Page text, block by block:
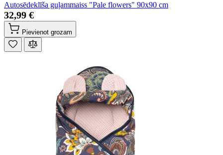
Autosēdeklīša guļammaiss "Pale flowers" 90x90 cm
32,99 €
Pievienot grozam